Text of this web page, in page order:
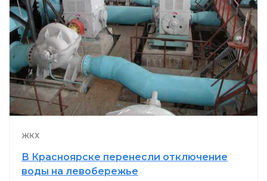
ЖКХ
В Красноярске перенесли отключение
воды на левобережье